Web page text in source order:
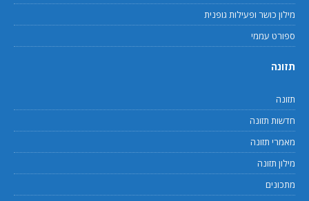
מילון כושר ופעילות גופנית
ספורט עממי
תזונה
תזונה
חדשות תזונה
מאמרי תזונה
מילון תזונה
מתכונים